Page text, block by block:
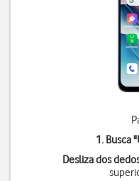
1. Busca "
Desliza dos